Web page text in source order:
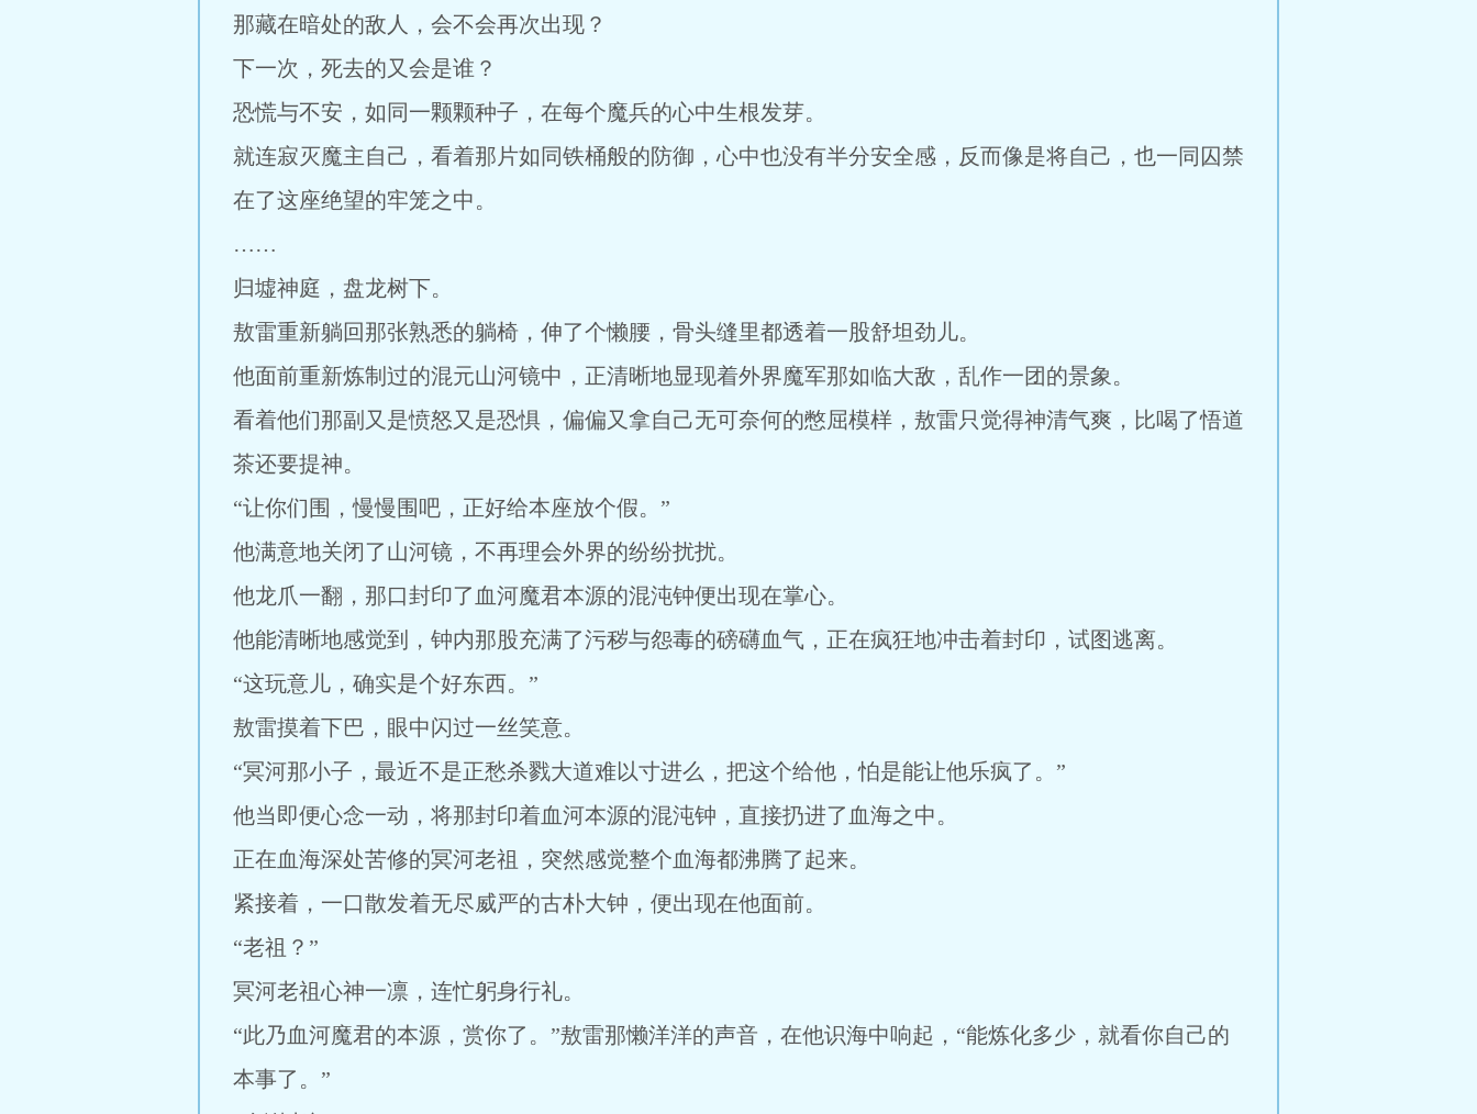
那藏在暗处的敌人，会不会再次出现？
下一次，死去的又会是谁？
恐慌与不安，如同一颗颗种子，在每个魔兵的心中生根发芽。
就连寂灭魔主自己，看着那片如同铁桶般的防御，心中也没有半分安全感，反而像是将自己，也一同囚禁
在了这座绝望的牢笼之中。
……
归墟神庭，盘龙树下。
敖雷重新躺回那张熟悉的躺椅，伸了个懒腰，骨头缝里都透着一股舒坦劲儿。
他面前重新炼制过的混元山河镜中，正清晰地显现着外界魔军那如临大敌，乱作一团的景象。
看着他们那副又是愤怒又是恐惧，偏偏又拿自己无可奈何的憋屈模样，敖雷只觉得神清气爽，比喝了悟道
茶还要提神。
“让你们围，慢慢围吧，正好给本座放个假。”
他满意地关闭了山河镜，不再理会外界的纷纷扰扰。
他龙爪一翻，那口封印了血河魔君本源的混沌钟便出现在掌心。
他能清晰地感觉到，钟内那股充满了污秽与怨毒的磅礴血气，正在疯狂地冲击着封印，试图逃离。
“这玩意儿，确实是个好东西。”
敖雷摸着下巴，眼中闪过一丝笑意。
“冥河那小子，最近不是正愁杀戮大道难以寸进么，把这个给他，怕是能让他乐疯了。”
他当即便心念一动，将那封印着血河本源的混沌钟，直接扔进了血海之中。
正在血海深处苦修的冥河老祖，突然感觉整个血海都沸腾了起来。
紧接着，一口散发着无尽威严的古朴大钟，便出现在他面前。
“老祖？”
冥河老祖心神一凛，连忙躬身行礼。
“此乃血河魔君的本源，赏你了。”敖雷那懒洋洋的声音，在他识海中响起，“能炼化多少，就看你自己的
本事了。”